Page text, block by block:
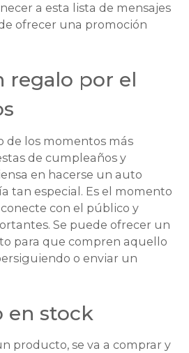
a esta lista de mensajes
ofrecer una promoción
regalo por el
de los momentos más
de cumpleaños y
en hacerse un auto
tan especial. Es el momento
con el público y
Se puede ofrecer un
para que compren aquello
o enviar un
en stock
producto, se va a comprar y